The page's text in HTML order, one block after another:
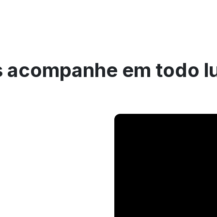
acompanhe em todo